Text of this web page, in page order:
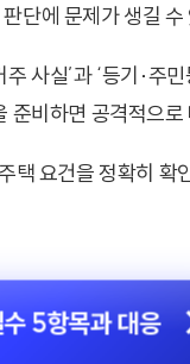
단에 문제가 생길 수
사실’과 ‘등기·주
비하면 공격적으로
택 요건을 정확히 확
5항목과 대응